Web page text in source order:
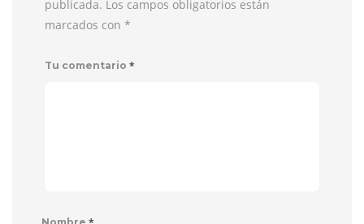
publicada. Los campos obligatorios están
marcados con *
Tu comentario *